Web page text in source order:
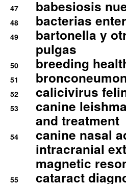
47 babesiosis
48 bacterias
49
bartonella y
pulgas
50 breeding
51
52 calicivirus
53
canine
and treatment
54
canine nasal
intracranial
magnetic
55 cataract